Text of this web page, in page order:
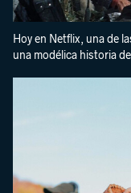
Hoy en Netflix, una de
una modélica historia